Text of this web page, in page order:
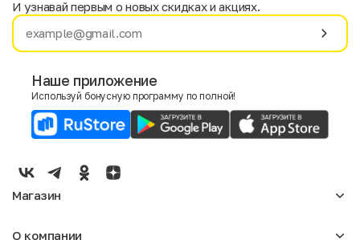
Имя
E-mail
Мужской
Женский
И узнавай первым о новых скидках и акциях.
Наше приложение
Используй бонусную программу по полной!
Магазин
О компании